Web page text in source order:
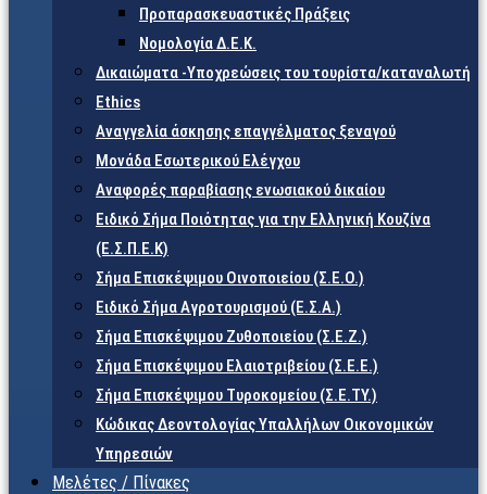
Προπαρασκευαστικές Πράξεις
Νομολογία Δ.Ε.Κ.
Δικαιώματα -Υποχρεώσεις του τουρίστα/καταναλωτή
Ethics
Αναγγελία άσκησης επαγγέλματος ξεναγού
Μονάδα Εσωτερικού Ελέγχου
Αναφορές παραβίασης ενωσιακού δικαίου
Ειδικό Σήμα Ποιότητας για την Ελληνική Κουζίνα
(Ε.Σ.Π.Ε.Κ)
Σήμα Επισκέψιμου Οινοποιείου (Σ.Ε.Ο.)
Ειδικό Σήμα Αγροτουρισμού (Ε.Σ.Α.)
Σήμα Επισκέψιμου Ζυθοποιείου (Σ.Ε.Ζ.)
Σήμα Επισκέψιμου Ελαιοτριβείου (Σ.Ε.Ε.)
Σήμα Επισκέψιμου Τυροκομείου (Σ.Ε.TY.)
Κώδικας Δεοντολογίας Υπαλλήλων Οικονομικών
Υπηρεσιών
Μελέτες / Πίνακες